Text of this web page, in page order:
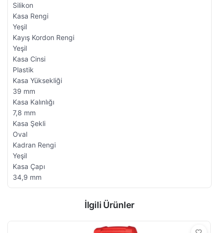
Silikon
Kasa Rengi
Yeşil
Kayış Kordon Rengi
Yeşil
Kasa Cinsi
Plastik
Kasa Yüksekliği
39 mm
Kasa Kalınlığı
7,8 mm
Kasa Şekli
Oval
Kadran Rengi
Yeşil
Kasa Çapı
34,9 mm
İlgili Ürünler